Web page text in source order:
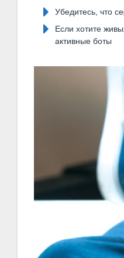
Убедитесь, что
Если хотите
активные боты